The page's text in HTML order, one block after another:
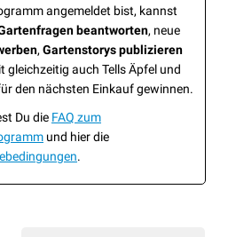
angemeldet bist, kannst
beantworten, neue
, Gartenstorys publizieren
gleichzeitig auch Tells Äpfel und
den nächsten Einkauf gewinnen.
Du die FAQ zum
und hier die
.